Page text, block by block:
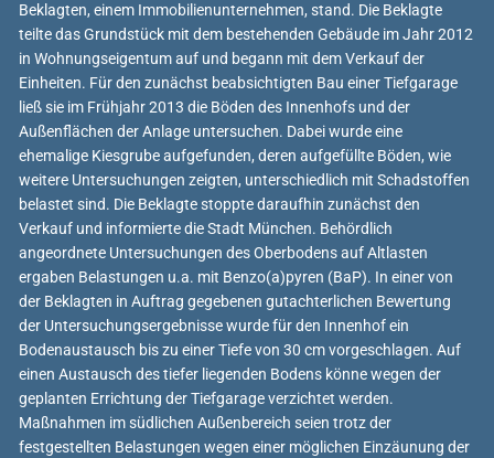
Beklagten, einem Immobilienunternehmen, stand. Die Beklagte
teilte das Grundstück mit dem bestehenden Gebäude im Jahr 2012
in Wohnungseigentum auf und begann mit dem Verkauf der
Einheiten. Für den zunächst beabsichtigten Bau einer Tiefgarage
ließ sie im Frühjahr 2013 die Böden des Innenhofs und der
Außenflächen der Anlage untersuchen. Dabei wurde eine
ehemalige Kiesgrube aufgefunden, deren aufgefüllte Böden, wie
weitere Untersuchungen zeigten, unterschiedlich mit Schadstoffen
belastet sind. Die Beklagte stoppte daraufhin zunächst den
Verkauf und informierte die Stadt München. Behördlich
angeordnete Untersuchungen des Oberbodens auf Altlasten
ergaben Belastungen u.a. mit Benzo(a)pyren (BaP). In einer von
der Beklagten in Auftrag gegebenen gutachterlichen Bewertung
der Untersuchungsergebnisse wurde für den Innenhof ein
Bodenaustausch bis zu einer Tiefe von 30 cm vorgeschlagen. Auf
einen Austausch des tiefer liegenden Bodens könne wegen der
geplanten Errichtung der Tiefgarage verzichtet werden.
Maßnahmen im südlichen Außenbereich seien trotz der
festgestellten Belastungen wegen einer möglichen Einzäunung der